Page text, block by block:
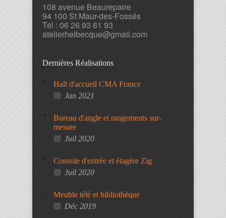
108 avenue Beaurepaire
94 100 St Maur-des-Fossés
Tél : 06 26 93 61 93
atelierhelbecque@gmail.com
Dernières Réalisations
Hall d'accueil CMA France
Jan 2021
Bureau d'angle et rangements sur-
mesure
Juil 2020
Console d'entrée et étagère Zig
Juil 2020
Meuble télé et bibliothèque
Déc 2019